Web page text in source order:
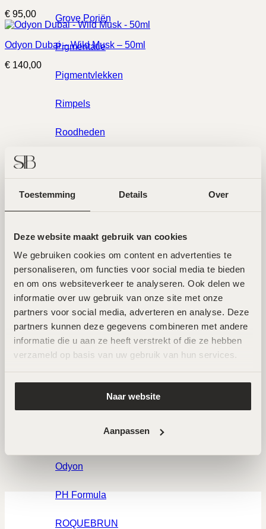
Toestemming Details Over
Deze website maakt gebruik van cookies
We gebruiken cookies om content en advertenties te
personaliseren, om functies voor social media te bieden
en om ons websiteverkeer te analyseren. Ook delen we
informatie over uw gebruik van onze site met onze
partners voor social media, adverteren en analyse. Deze
partners kunnen deze gegevens combineren met andere
informatie die u aan ze heeft verstrekt of die ze hebben
verzameld op basis van uw gebruik van hun services.
Naar website
Aanpassen
Grove Poriën
Pigmentatie
Pigmentvlekken
Rimpels
Roodheden
Volume Verlies & Verslapping
Craith Lab
Forlle'd
LABAREAU
LPG Endermologie
MeLine
Odyon
PH Formula
ROQUEBRUN
€ 95,00
Odyon Dubai – Wild Musk – 50ml
€ 140,00
Twee toplocaties in Amsterdam
Noord en Zuid
Wij ontvangen je graag in een van onze twee hoogwaardige
salons in Amsterdam Noord en Zuid. Hier werken ervaren
specialisten met de nieuwste technieken voor
huidverbetering. Beide locaties zijn goed bereikbaar en
beschikken over parkeermogelijkheden.
AFSPRAAK MAKEN